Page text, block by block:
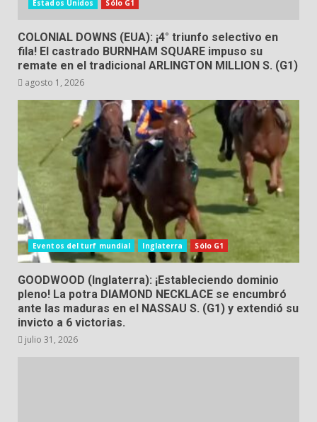
Estados Unidos Sólo G1
COLONIAL DOWNS (EUA): ¡4° triunfo selectivo en
fila! El castrado BURNHAM SQUARE impuso su
remate en el tradicional ARLINGTON MILLION S. (G1)
agosto 1, 2026
Eventos del turf mundial Inglaterra Sólo G1
GOODWOOD (Inglaterra): ¡Estableciendo dominio
pleno! La potra DIAMOND NECKLACE se encumbró
ante las maduras en el NASSAU S. (G1) y extendió su
invicto a 6 victorias.
julio 31, 2026